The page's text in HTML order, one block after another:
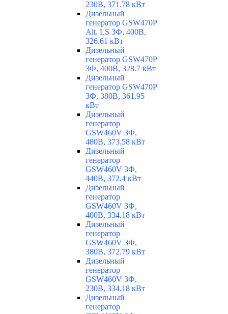
230В, 371.78 кВт
Дизельный
генератор GSW470P
Alt. LS 3Ф, 400В,
326.61 кВт
Дизельный
генератор GSW470P
3Ф, 400В, 328.7 кВт
Дизельный
генератор GSW470P
3Ф, 380В, 361.95
кВт
Дизельный
генератор
GSW460V 3Ф,
480В, 373.58 кВт
Дизельный
генератор
GSW460V 3Ф,
440В, 372.4 кВт
Дизельный
генератор
GSW460V 3Ф,
400В, 334.18 кВт
Дизельный
генератор
GSW460V 3Ф,
380В, 372.79 кВт
Дизельный
генератор
GSW460V 3Ф,
230В, 334.18 кВт
Дизельный
генератор